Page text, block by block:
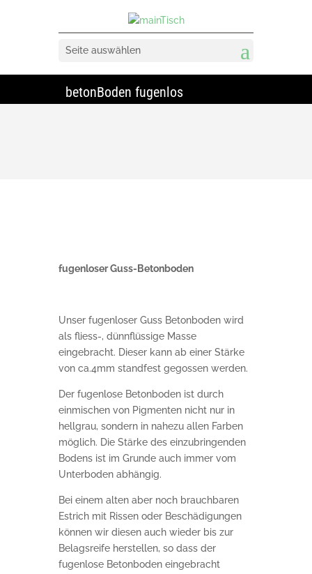
Seite auswählen
betonBoden fugenlos
fugenloser Guss-Betonboden
Unser fugenloser Guss Betonboden wird
als fliess-, dünnflüssige Masse
eingebracht. Dieser kann ab einer Stärke
von ca.4mm standfest gegossen werden.
Der fugenlose Betonboden ist durch
einmischen von Pigmenten nicht nur in
hellgrau, sondern in nahezu allen Farben
möglich. Die Stärke des einzubringenden
Bodens ist im Grunde auch immer vom
Unterboden abhängig.
Bei einem alten aber noch brauchbaren
Estrich mit Rissen oder Beschädigungen
können wir diesen auch wieder bis zur
Belagsreife herstellen, so dass der
fugenlose Betonboden eingebracht